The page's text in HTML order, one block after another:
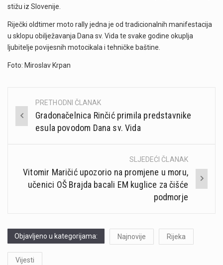
stižu iz Slovenije.
Riječki oldtimer moto rally jedna je od tradicionalnih manifestacija
u sklopu obilježavanja Dana sv. Vida te svake godine okuplja
ljubitelje povijesnih motocikala i tehničke baštine.
Foto: Miroslav Krpan
Post
navigation
PRETHODNI ČLANAK
Gradonačelnica Rinčić primila predstavnike
esula povodom Dana sv. Vida
SLJEDEĆI ČLANAK
Vitomir Maričić upozorio na promjene u moru,
učenici OŠ Brajda bacali EM kuglice za čišće
podmorje
Objavljeno u kategorijama: Najnovije Rijeka
Vijesti